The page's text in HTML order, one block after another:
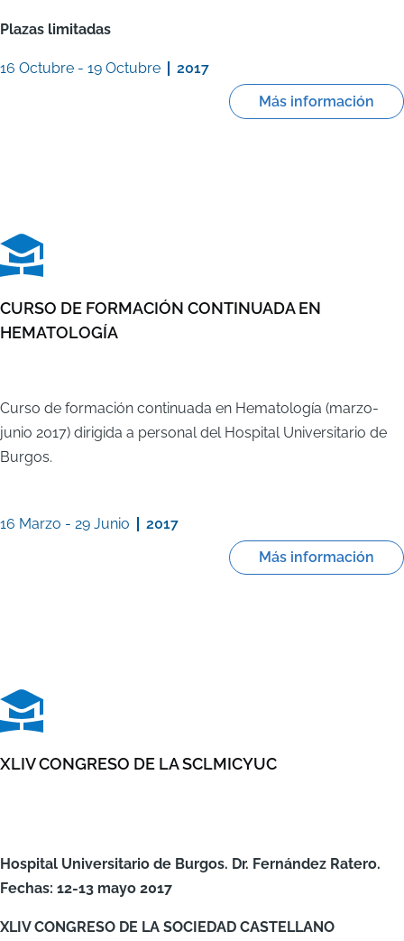
Plazas limitadas
16 Octubre - 19 Octubre
2017
Más información
CURSO DE FORMACIÓN CONTINUADA EN
HEMATOLOGÍA
Curso de formación continuada en Hematología (marzo-
junio 2017) dirigida a personal del Hospital Universitario de
Burgos.
16 Marzo - 29 Junio
2017
Más información
XLIV CONGRESO DE LA SCLMICYUC
Hospital Universitario de Burgos. Dr. Fernández Ratero.
Fechas: 12-13 mayo 2017
XLIV CONGRESO DE LA SOCIEDAD CASTELLANO